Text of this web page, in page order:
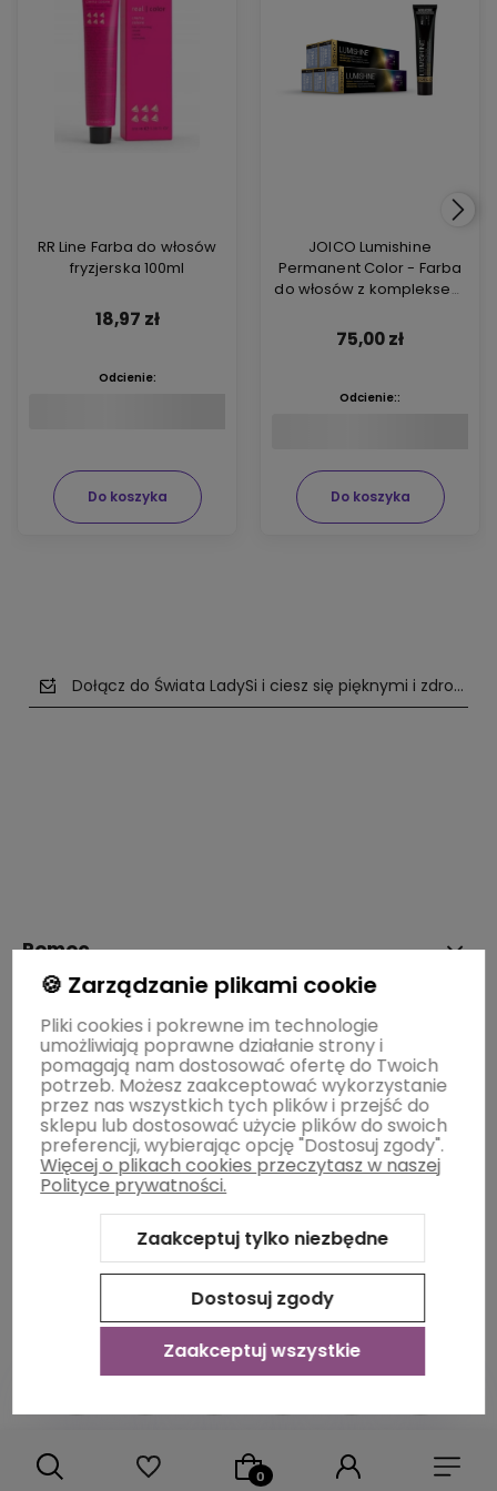
RR Line Farba do włosów
fryzjerska 100ml
18,97 zł
Do koszyka
Odcienie:
JOICO Lumishine
Permanent Color - Farba
do włosów z kompleksem
włosy 74ml
75,00 zł
Do koszyka
Odcienie::
Dołącz do Świata LadySi i ciesz się pięknymi i
Pomoc
Moje konto
Płatności i dostawa
Informacje
3.0™
od GrowCommerce
🍪 Zarządzanie plikami cookie
Pliki cookies i pokrewne im technologie
umożliwiają poprawne działanie strony i
pomagają nam dostosować ofertę do Twoich
potrzeb. Możesz zaakceptować wykorzystanie
przez nas wszystkich tych plików i przejść do
sklepu lub dostosować użycie plików do swoich
preferencji, wybierając opcję "Dostosuj zgody".
Więcej o plikach cookies przeczytasz w naszej
Polityce prywatności.
Zaakceptuj tylko niezbędne
Dostosuj zgody
Zaakceptuj wszystkie